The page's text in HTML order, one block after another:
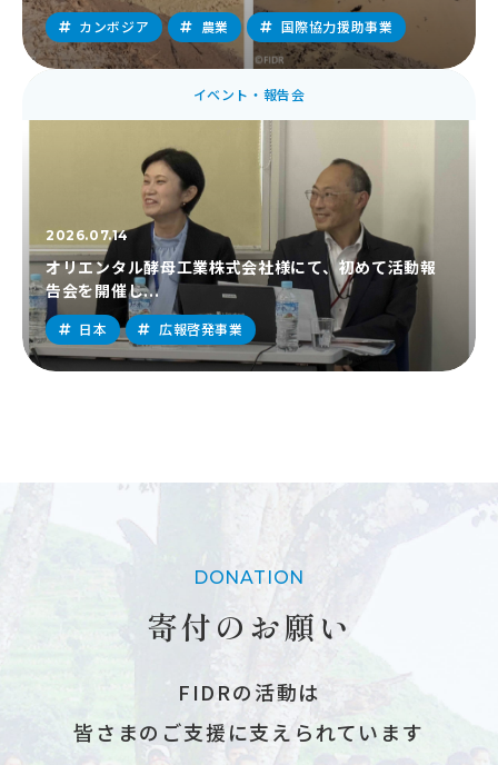
カンボジア 農業 国際協力援助事業
イベント・報告会
2026.07.14
オリエンタル酵母工業株式会社様にて、初めて活動報
告会を開催し...
日本 広報啓発事業
DONATION
寄付のお願い
FIDRの活動は
皆さまのご支援に支えられています